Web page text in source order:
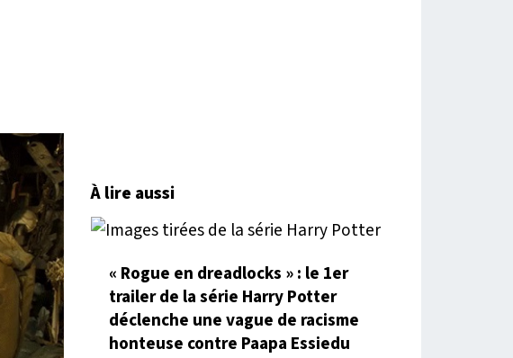
À lire aussi
« Rogue en dreadlocks » : le 1er
trailer de la série Harry Potter
déclenche une vague de racisme
honteuse contre Paapa Essiedu